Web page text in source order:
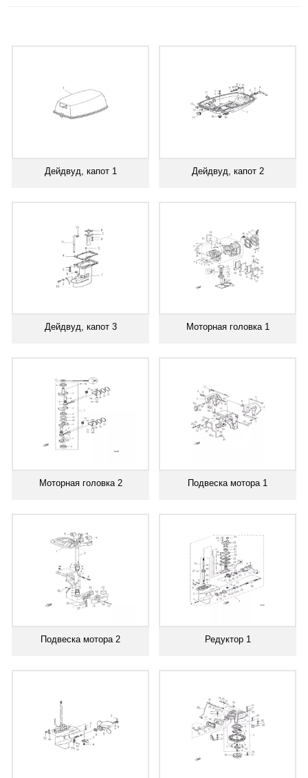
Дейдвуд, капот 1 Дейдвуд, капот 2
Дейдвуд, капот 3 Моторная головка 1
Моторная головка 2 Подвеска мотора 1
Подвеска мотора 2 Редуктор 1